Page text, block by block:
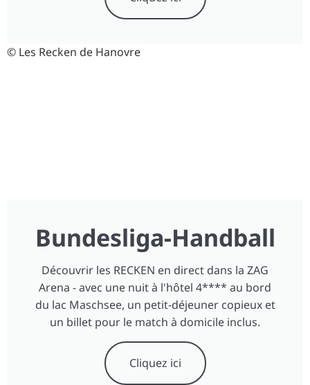
© Les Recken de Hanovre
Bundesliga-Handball
Découvrir les RECKEN en direct dans la ZAG
Arena - avec une nuit à l'hôtel 4**** au bord
du lac Maschsee, un petit-déjeuner copieux et
un billet pour le match à domicile inclus.
Cliquez ici